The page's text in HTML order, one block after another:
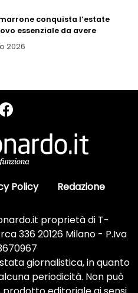
conquista l’estate
essenziale da avere
2026
Policy Redazione
proprietà di T-
336 20126 Milano - P.Iva
giornalistica, in quanto
periodicità. Non può